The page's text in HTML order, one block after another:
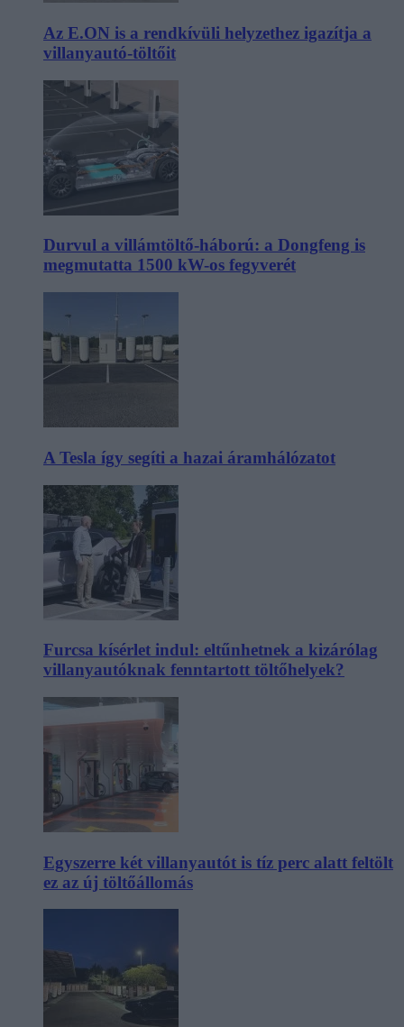
Az E.ON is a rendkívüli helyzethez igazítja a
villanyautó-töltőit
Durvul a villámtöltő-háború: a Dongfeng is
megmutatta 1500 kW-os fegyverét
A Tesla így segíti a hazai áramhálózatot
Furcsa kísérlet indul: eltűnhetnek a kizárólag
villanyautóknak fenntartott töltőhelyek?
Egyszerre két villanyautót is tíz perc alatt feltölt
ez az új töltőállomás